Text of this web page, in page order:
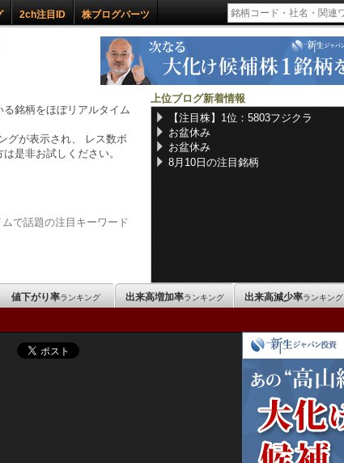
2ch注目ID 株ブログパーツ
銘柄をほぼリアルタイム
グが表示され、 レス数ボ
是非お試しください。
で話題の注目キーワード
上位ブログ新着情報
【注目株】1位：5803フジクラ
お盆休み
お盆休み
8月10日の注目銘柄
値下がり率ランキング 出来高増加率ランキング 出来高減少率ランキング